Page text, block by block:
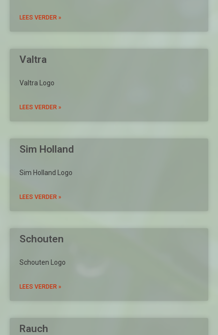
LEES VERDER »
Valtra
Valtra Logo
LEES VERDER »
Sim Holland
Sim Holland Logo
LEES VERDER »
Schouten
Schouten Logo
LEES VERDER »
Rauch